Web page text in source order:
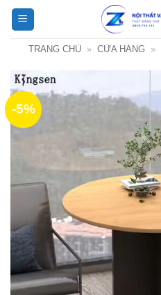
Bỏ
qua
nội
TRANG CHỦ » CỬA HÀNG »
-5%